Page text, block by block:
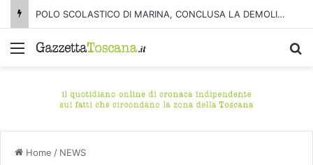
POLO SCOLASTICO DI MARINA, CONCLUSA LA DEMOLIZIONE DELL’ALA NORD-SUD
Menu
Home / NEWS